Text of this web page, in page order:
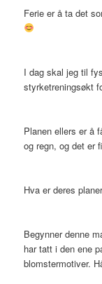
Ferie er å ta det
I dag skal jeg til
styrketreningsøkt
Planen ellers er å
og regn, og det er
Hva er deres
Begynner denne
har tatt i den ene
blomstermotiver.